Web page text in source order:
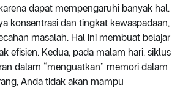
dapat mempengaruhi banyak hal.
konsentrasi dan tingkat kewaspadaan,
masalah. Hal ini membuat belajar
efisien. Kedua, pada malam hari, siklus
dalam “menguatkan” memori dalam
Anda tidak akan mampu